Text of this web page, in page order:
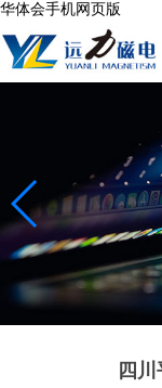
华体会手机网页版
四